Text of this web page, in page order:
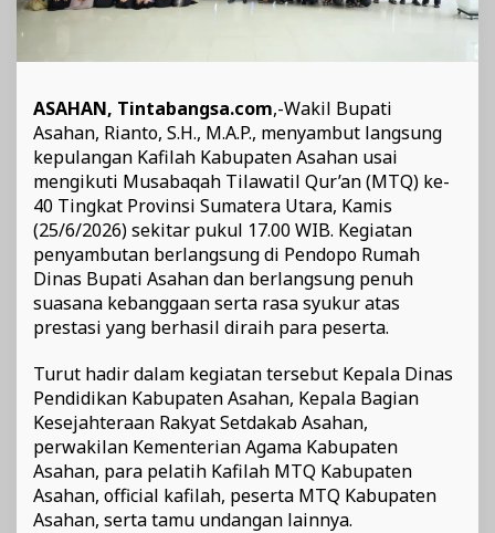
ASAHAN, Tintabangsa.com,-Wakil Bupati
Asahan, Rianto, S.H., M.A.P., menyambut langsung
kepulangan Kafilah Kabupaten Asahan usai
mengikuti Musabaqah Tilawatil Qur’an (MTQ) ke-
40 Tingkat Provinsi Sumatera Utara, Kamis
(25/6/2026) sekitar pukul 17.00 WIB. Kegiatan
penyambutan berlangsung di Pendopo Rumah
Dinas Bupati Asahan dan berlangsung penuh
suasana kebanggaan serta rasa syukur atas
prestasi yang berhasil diraih para peserta.
Turut hadir dalam kegiatan tersebut Kepala Dinas
Pendidikan Kabupaten Asahan, Kepala Bagian
Kesejahteraan Rakyat Setdakab Asahan,
perwakilan Kementerian Agama Kabupaten
Asahan, para pelatih Kafilah MTQ Kabupaten
Asahan, official kafilah, peserta MTQ Kabupaten
Asahan, serta tamu undangan lainnya.